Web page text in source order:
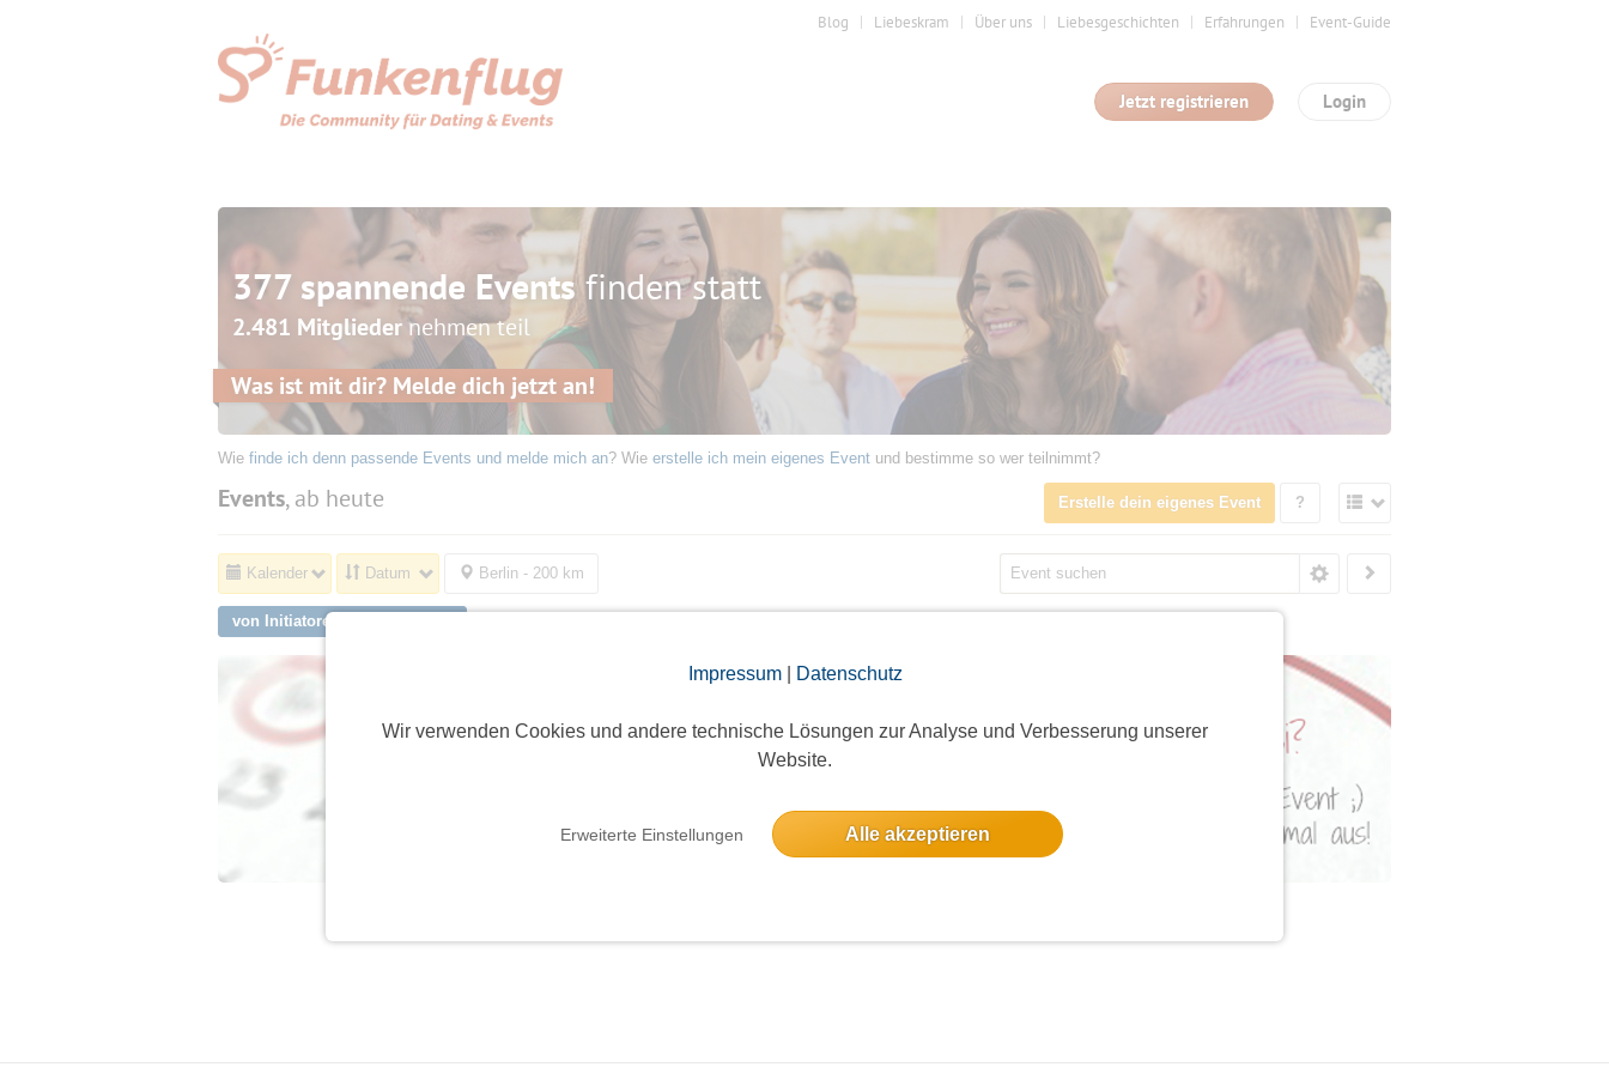
Impressum| Datenschutz
Wir verwenden Cookies und andere technische Lösungen zur Analyse und Verbesserung unserer
Website.
Erweiterte Einstellungen Alle akzeptieren
Blog Liebeskram Über uns Liebesgeschichten Erfahrungen Event-Guide
Login
Jetzt registrieren
377 spannende Eventsfinden statt
2.481 Mitgliedernehmen teil
Was ist mit dir? Melde dich jetzt an!
Wie finde ich denn passende Events und melde mich an? Wie erstelle ich mein eigenes Event und bestimme so wer teilnimmt?
Events, ab heute Erstelle dein eigenes Event ?
Kalender Datum Berlin - 200 km
von Initiatoren aus Neuffen